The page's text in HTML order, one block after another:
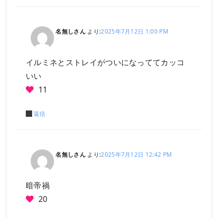
名無しさん より:2025年7月12日 1:00 PM
イルミネとストレイがついになっててカッコ
いい
11
返信
名無しさん より:2025年7月12日 12:42 PM
暗帝禍
20